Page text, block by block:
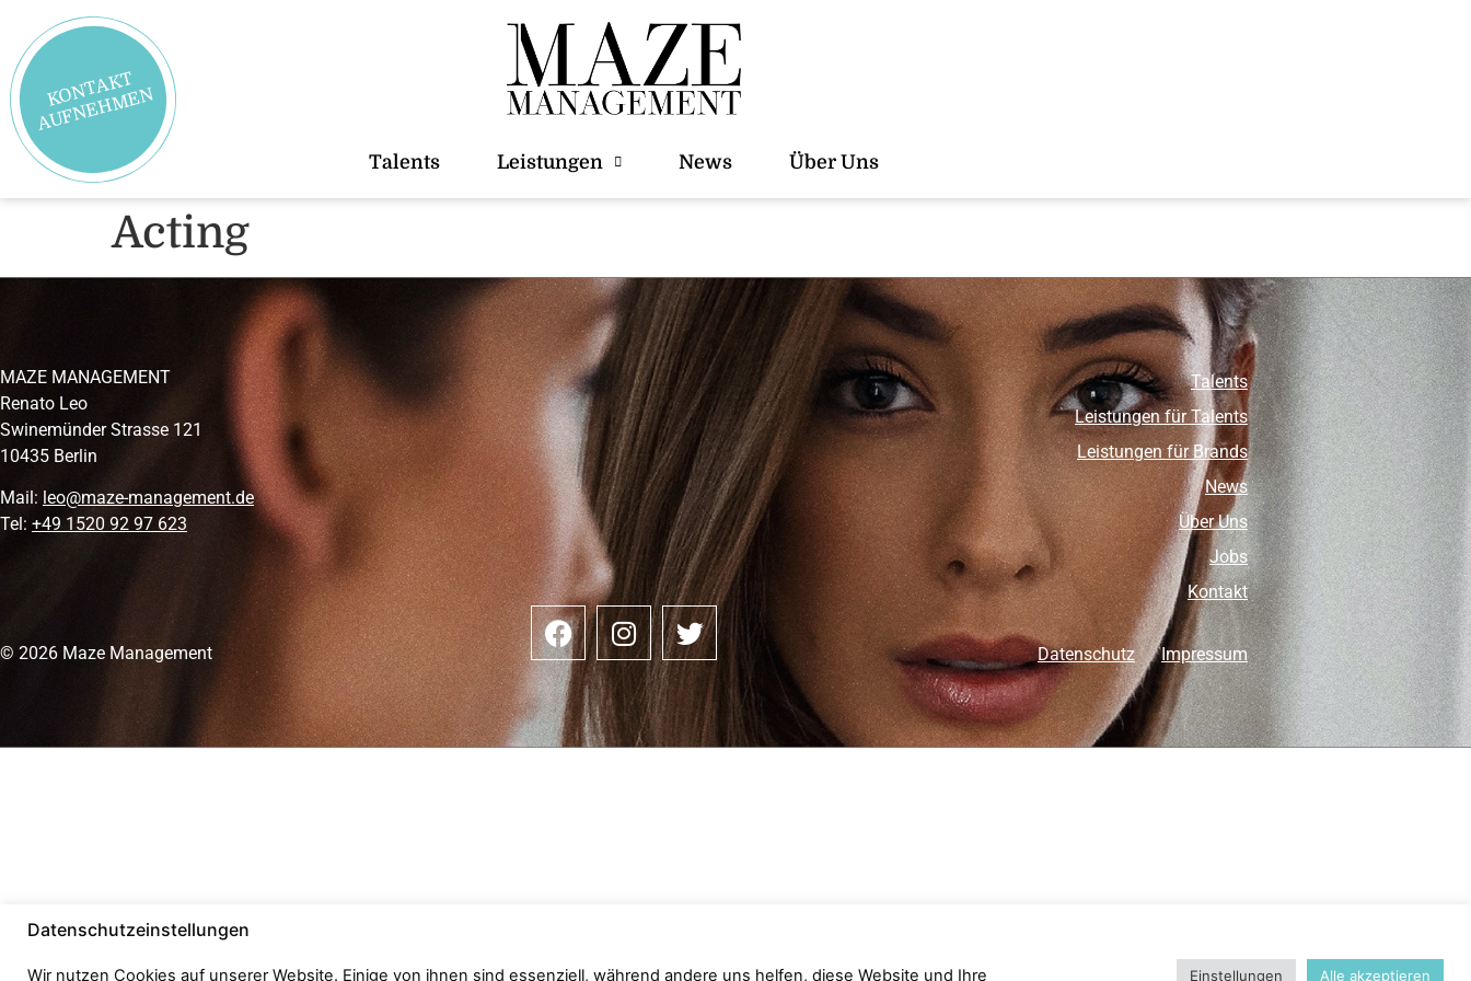
K
O
N
T
A
K
T
A
U
F
N
E
H
M
E
N
Talents Leistungen News Über Uns
Acting
MAZE MANAGEMENT
Renato Leo
Swinemünder Strasse 121
10435 Berlin
Mail: leo@maze-management.de
Tel: +49 1520 92 97 623
© 2026 Maze Management
Talents
Leistungen für Talents
Leistungen für Brands
News
Über Uns
Jobs
Kontakt
Datenschutz Impressum
Datenschutzeinstellungen
Wir nutzen Cookies auf unserer Website. Einige von ihnen sind essenziell, während andere uns helfen, diese Website und Ihre Einstellungen Alle akzeptieren